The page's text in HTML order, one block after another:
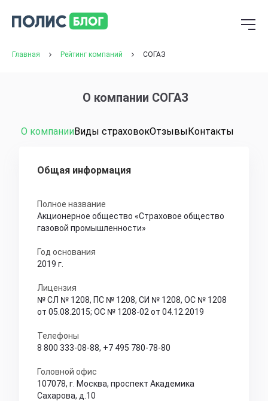
Главная Рейтинг компаний СОГАЗ
О компании СОГАЗ
О компанииВиды страховокОтзывыКонтакты
Общая информация
Полное название
Акционерное общество «Страховое общество
газовой промышленности»
Год основания
2019 г.
Лицензия
№ СЛ № 1208, ПС № 1208, СИ № 1208, ОС № 1208
от 05.08.2015; ОС № 1208-02 от 04.12.2019
Телефоны
8 800 333-08-88, +7 495 780-78-80
Головной офис
107078, г. Москва, проспект Академика
Сахарова, д.10